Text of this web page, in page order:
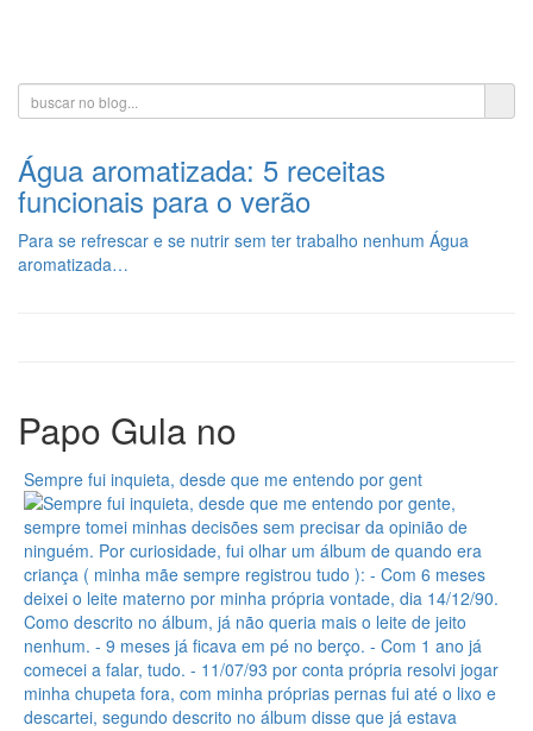
Água aromatizada: 5 receitas
funcionais para o verão
Para se refrescar e se nutrir sem ter trabalho nenhum Água
aromatizada…
Papo Gula no
Sempre fui inquieta, desde que me entendo por gent